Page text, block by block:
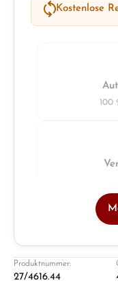
Kostenlose
100
Produktnummer:
27/4616.44